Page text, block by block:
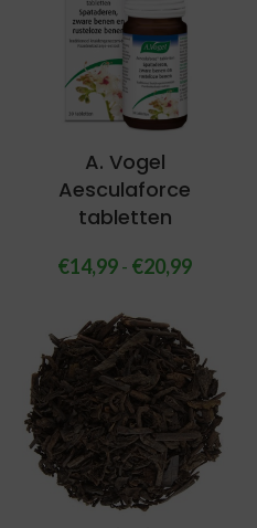
A. Vogel
Aesculaforce
tabletten
€14,99- €20,99